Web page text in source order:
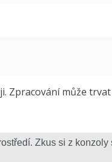
Zpracování může